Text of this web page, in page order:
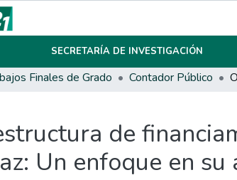
SECRETARÍA DE INVESTIGACIÓN
Finales de Grado Contador Público
de
Un enfoque en